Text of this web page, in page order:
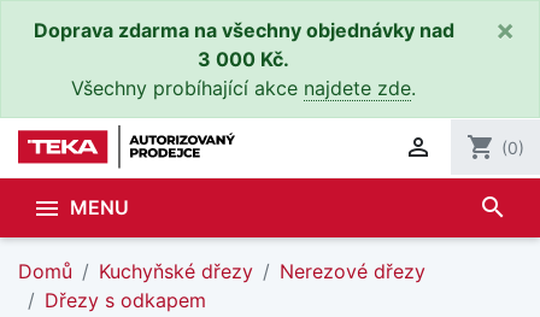
Doprava zdarma na všechny objednávky nad
3 000 Kč.
Všechny probíhající akce najdete zde.
×
 shopping_cart (0)
 MENU search
Domů Kuchyňské dřezy
Nerezové dřezy
Dřezy s odkapem